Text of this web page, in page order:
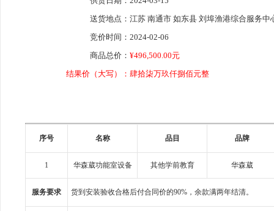
送货地点： 江苏 南通市 如东县 刘埠渔港综合服务中
竞价时间： 2024-02-06
商品总价： ¥496,500.00元
结果价（大写）： 肆拾柒万玖仟捌佰元整
序号 名称 品目 品牌
1 华森葳功能室设备 其他学前教育 华森葳
服务要求 货到安装验收合格后付合同价的90%，余款满两年结清。